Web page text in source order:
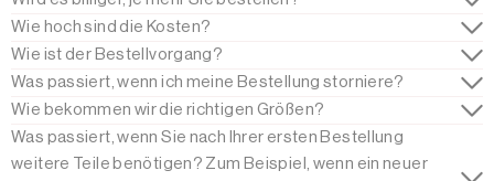
Wie hoch sind die Kosten?
Wie ist der Bestellvorgang?
Was passiert, wenn ich meine Bestellung storniere?
Wie bekommen wir die richtigen Größen?
Was passiert, wenn Sie nach Ihrer ersten Bestellung
weitere Teile benötigen? Zum Beispiel, wenn ein neuer